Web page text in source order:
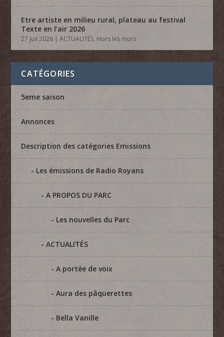
Etre artiste en milieu rural, plateau au festival
Texte en l’air 2026
27 Juil 2026 |ACTUALITÉS, Hors les murs
CATÉGORIES
5eme saison
Annonces
Description des catégories Emissions
Les émissions de Radio Royans
A PROPOS DU PARC
Les nouvelles du Parc
ACTUALITÉS
A portée de voix
Aura des pâquerettes
Bella Vanille